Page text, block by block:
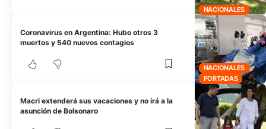
NACIONALES
NACIONALES
PORTADAS
Coronavirus en Argentina: Hubo otros 3
muertos y 540 nuevos contagios
Macri extenderá sus vacaciones y no irá a la
asunción de Bolsonaro